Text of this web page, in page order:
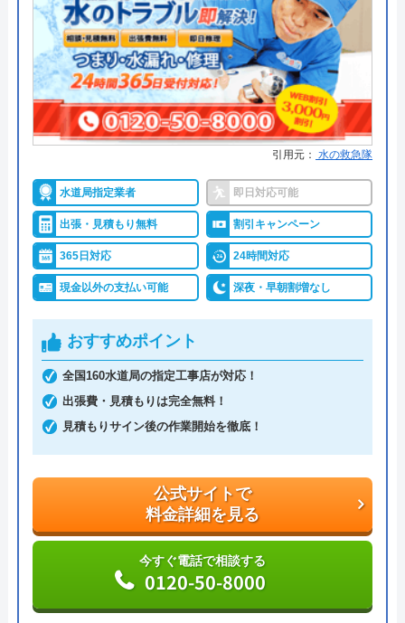
創業・設立 1991年6月21日創業
所在地
〒222-0033
横浜市港北区新横浜3-1-9 アリーナタ
ワー13階
対応エリア 全国
みんなの水道屋さんは、基本料金1,370円から水道修
理を行っている水道局指定業者です。年中無休で受
け付けしており、最短15分で駆けつけてくれます。
病院メンテナンスにも携わっており、専門知識や技
術への信頼性が高いです。
事前見積もりを徹底しており、金額に納得してから
作業を依頼できます。早朝・深夜の料金割増はな
く、見積もりや出張料も無料なので、急なトラブル
でも気兼ねなく相談可能です。また、見積もり時に
「Webを見た」と申告すると、Web割で20%割引に
なります。
支払い方法にコンビニ後払いも選べるので、急な出
費で手持ちがなくても修理が可能です。他にも、ク
レジットカード払いや楽天ペイも利用でき、都合の
良い方法で支払えます。
料金詳細を見る
今すぐ電話で相談する
0120-742-190
引用元： 水の救急隊
水道局指定業者 即日対応可能
出張・見積もり無料 割引キャンペーン
365日対応 24時間対応
現金以外の支払い可能 深夜・早朝割増なし
おすすめポイント
全国160水道局の指定工事店が対応！
出張費・見積もりは完全無料！
見積もりサイン後の作業開始を徹底！
公式サイトで
料金詳細を見る
今すぐ電話で相談する
0120-50-8000